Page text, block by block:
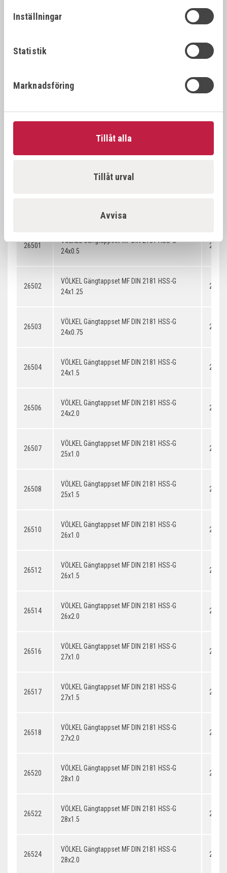
Inställningar
Statistik
Marknadsföring
Tillåt alla
Tillåt urval
Avvisa
26396
22x2.0
26397
26501
VÖLKEL Gängtappset MF DIN 2181 HSS-G
24x0.5
26502
VÖLKEL Gängtappset MF DIN 2181 HSS-G
24x1.25
26503
VÖLKEL Gängtappset MF DIN 2181 HSS-G
24x0.75
26504
VÖLKEL Gängtappset MF DIN 2181 HSS-G
24x1.5
26506
VÖLKEL Gängtappset MF DIN 2181 HSS-G
24x2.0
26507
VÖLKEL Gängtappset MF DIN 2181 HSS-G
25x1.0
26508
VÖLKEL Gängtappset MF DIN 2181 HSS-G
25x1.5
26510
VÖLKEL Gängtappset MF DIN 2181 HSS-G
26x1.0
26512
VÖLKEL Gängtappset MF DIN 2181 HSS-G
26x1.5
26514
VÖLKEL Gängtappset MF DIN 2181 HSS-G
26x2.0
26516
VÖLKEL Gängtappset MF DIN 2181 HSS-G
27x1.0
26517
VÖLKEL Gängtappset MF DIN 2181 HSS-G
27x1.5
26518
VÖLKEL Gängtappset MF DIN 2181 HSS-G
27x2.0
26520
VÖLKEL Gängtappset MF DIN 2181 HSS-G
28x1.0
26522
VÖLKEL Gängtappset MF DIN 2181 HSS-G
28x1.5
26524
VÖLKEL Gängtappset MF DIN 2181 HSS-G
28x2.0